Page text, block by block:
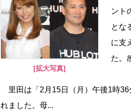
[拡大写真]
ント
とな
に支
た。
里田は「2月15日（月）午後1時36
れました。母...